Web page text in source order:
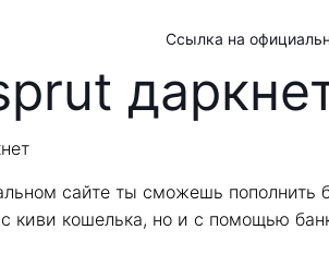
Ссылка на
сайте ты сможешь пополнить
киви кошелька, но и с помощью